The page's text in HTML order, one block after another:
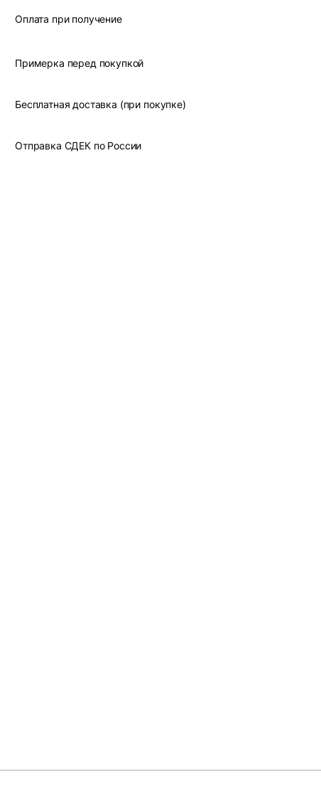
Оплата при получение
Примерка перед покупкой
Бесплатная доставка (при покупке)
Отправка СДЕК по России